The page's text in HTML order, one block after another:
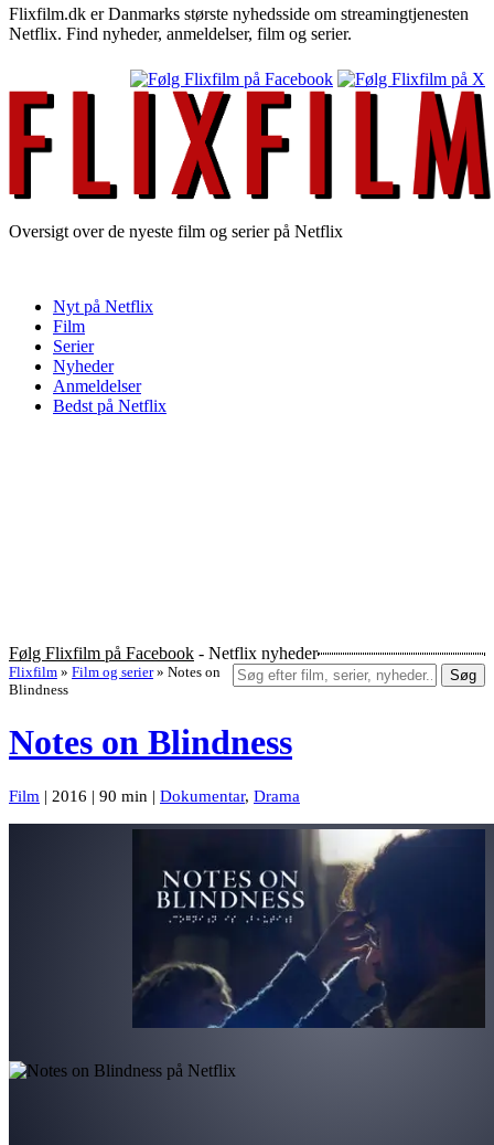
Flixfilm.dk er Danmarks største nyhedsside om streamingtjenesten
Netflix. Find nyheder, anmeldelser, film og serier.
Oversigt over de nyeste film og serier på Netflix
Nyt på Netflix
Film
Serier
Nyheder
Anmeldelser
Bedst på Netflix
Følg Flixfilm på Facebook - Netflix nyheder
Søg
Flixfilm » Film og serier » Notes on
Blindness
Notes on Blindness
Film | 2016 | 90 min | Dokumentar, Drama